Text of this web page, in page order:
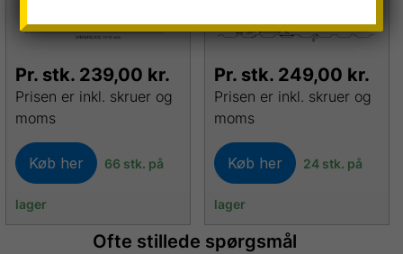
Pr. stk. 239,00 kr.
Prisen er inkl. skruer og
moms
Køb her 66 stk. på
lager
Pr. stk. 249,00 kr.
Prisen er inkl. skruer og
moms
Køb her 24 stk. på
lager
Ofte stillede spørgsmål